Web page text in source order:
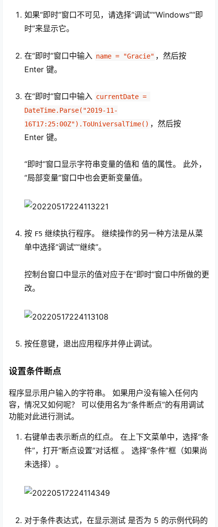
如果“即时”窗口不可见，请选择“调试”“Windows”“即
时”来显示它。
在“即时”窗口中输入 name = "Gracie" ，然后按
Enter 键。
在“即时”窗口中输入
currentDate =
DateTime.Parse("2019-11-
16T17:25:00Z").ToUniversalTime() ，然后按
Enter 键。
“即时”窗口显示字符串变量的值和 值的属性。 此外，
“局部变量”窗口中也会更新变量值。
按 F5 继续执行程序。 继续操作的另一种方法是从菜
单中选择“调试”“继续”。
控制台窗口中显示的值对应于在“即时”窗口中所做的更
改。
按任意键，退出应用程序并停止调试。
设置条件断点
程序显示用户输入的字符串。 如果用户没有输入任何内
容，情况又如何呢？ 可以使用名为“条件断点”的有用调试
功能对此进行测试。
右键单击表示断点的红点。 在上下文菜单中，选择“条
件”，打开“断点设置”对话框 。 选择“条件”框（如果尚
未选择）。
对于条件表达式，在显示测试 是否为 5 的示例代码的